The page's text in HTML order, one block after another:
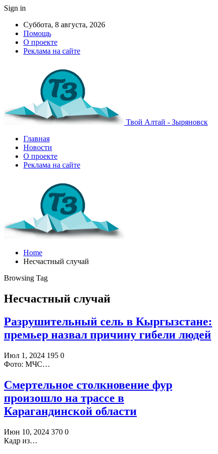
Sign in
Суббота, 8 августа, 2026
Помощь
О проекте
Реклама на сайте
Твой Алтай - Зыряновск
Главная
Новости
О проекте
Реклама на сайте
Home
Несчастный случай
Browsing Tag
Несчастный случай
Разрушительный сель в Кыргызстане:
премьер назвал причину гибели людей
Июл 1, 2024 195 0
Фото: МЧС…
Смертельное столкновение фур
произошло на трассе в
Карагандинской области
Июн 10, 2024 370 0
Кадр из…